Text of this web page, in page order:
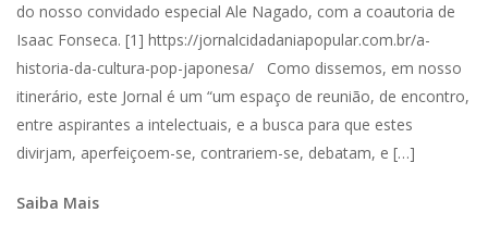
do nosso convidado especial Ale Nagado, com a coautoria de
Isaac Fonseca. [1] https://jornalcidadaniapopular.com.br/a-
historia-da-cultura-pop-japonesa/ Como dissemos, em nosso
itinerário, este Jornal é um “um espaço de reunião, de encontro,
entre aspirantes a intelectuais, e a busca para que estes
divirjam, aperfeiçoem-se, contrariem-se, debatam, e […]
Saiba Mais